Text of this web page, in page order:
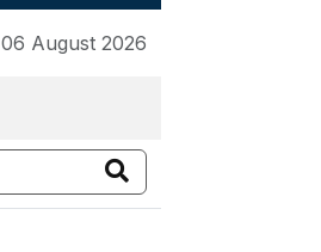
06 August 2026